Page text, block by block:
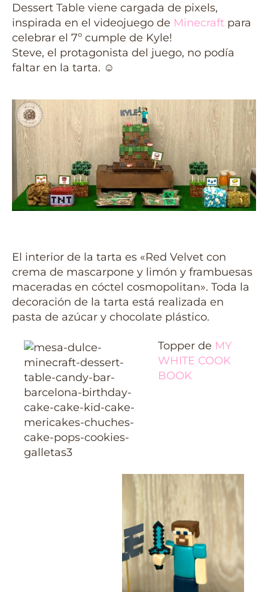
Dessert Table viene cargada de pixels,
inspirada en el videojuego de Minecraft para
celebrar el 7º cumple de Kyle!
Steve, el protagonista del juego, no podía
faltar en la tarta. ☺️
El interior de la tarta es «Red Velvet con
crema de mascarpone y limón y frambuesas
maceradas en cóctel cosmopolitan». Toda la
decoración de la tarta está realizada en
pasta de azúcar y chocolate plástico.
Topper de MY
WHITE COOK
BOOK